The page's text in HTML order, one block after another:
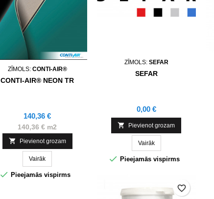
ZĪMOLS: CONTI-AIR®
CONTI-AIR® NEON TR
Cena
140,36 €
140,36 € m2
 Pievienot grozam
Vairāk
 Pieejamās vispirms
ZĪMOLS: SEFAR
SEFAR
Cena
0,00 €
 Pievienot grozam
Vairāk
 Pieejamās vispirms
favorite_border